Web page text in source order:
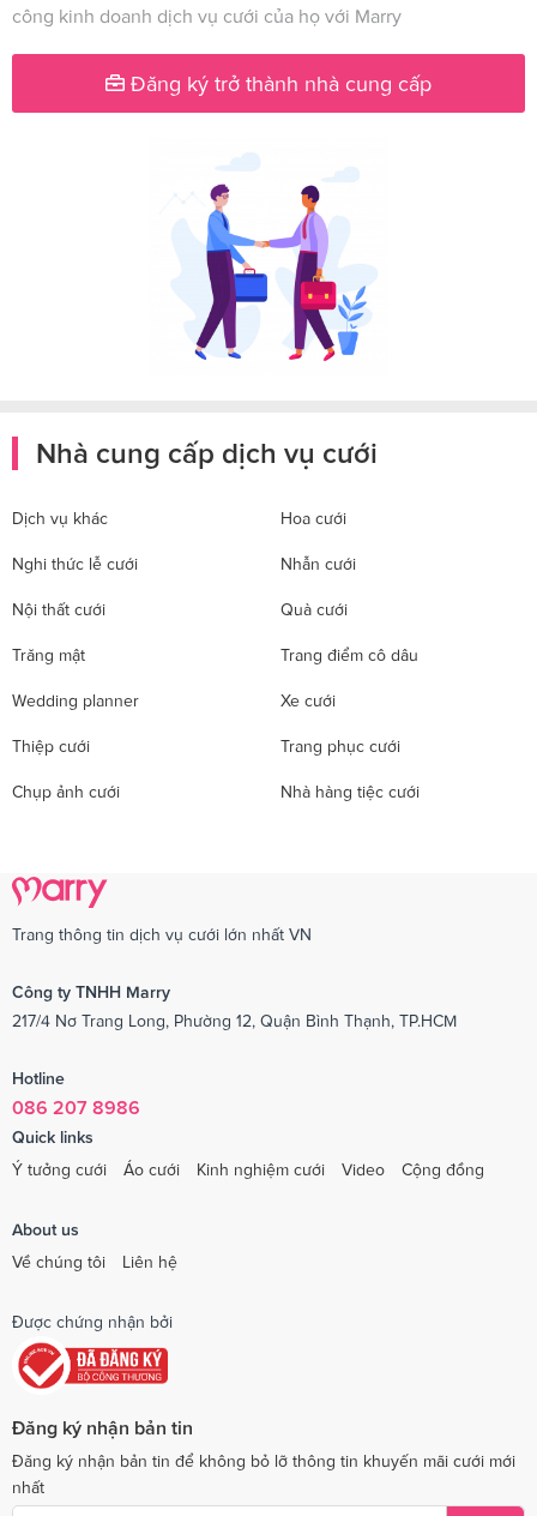
công kinh doanh dịch vụ cưới của họ với Marry
Đăng ký trở thành nhà cung cấp
Nhà cung cấp dịch vụ cưới
Dịch vụ khác Hoa cưới
Nghi thức lễ cưới Nhẫn cưới
Nội thất cưới Quà cưới
Trăng mật Trang điểm cô dâu
Wedding planner Xe cưới
Thiệp cưới Trang phục cưới
Chụp ảnh cưới Nhà hàng tiệc cưới
Trang thông tin dịch vụ cưới lớn nhất VN
Công ty TNHH Marry
217/4 Nơ Trang Long, Phường 12, Quận Bình Thạnh, TP.HCM
Hotline
086 207 8986
Quick links
Ý tưởng cưới
Áo cưới Kinh nghiệm cưới Video Cộng đồng
About us
Về chúng tôi
Liên hệ
Được chứng nhận bởi
Đăng ký nhận bản tin
Đăng ký nhận bản tin để không bỏ lỡ thông tin khuyến mãi cưới mới
nhất